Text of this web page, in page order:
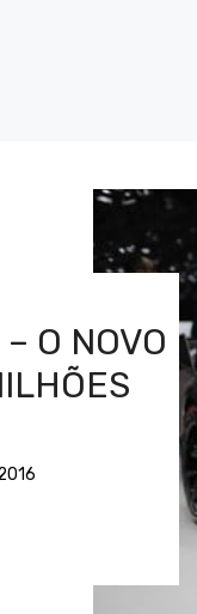
O NOVO